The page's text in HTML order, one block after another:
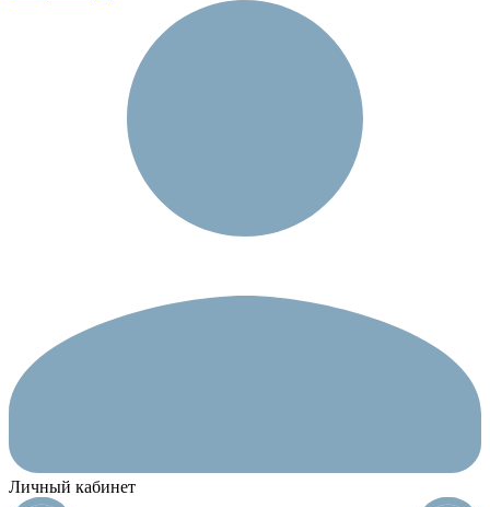
Личный кабинет